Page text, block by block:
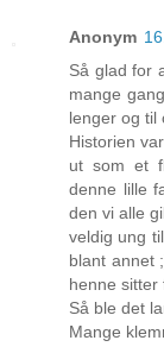
Anonym
Så glad for
mange
lenger og til
Historien
ut som et
denne lille
den vi alle
veldig ung
blant annet
henne sitter
Så ble det
Mange